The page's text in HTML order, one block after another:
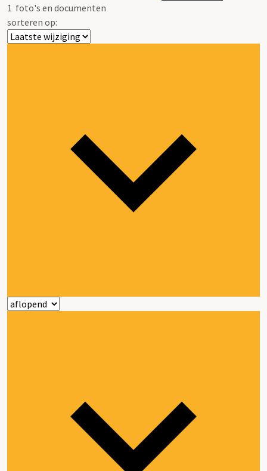
1 foto's en documenten
sorteren op: